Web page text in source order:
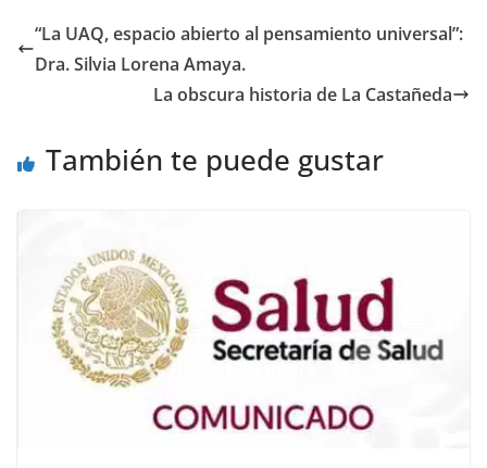
e
b
k
er l s
A
p
e
g
gr
m
p
tir
“La UAQ, espacio abierto al pensamiento universal”:
Dra. Silvia Lorena Amaya.
La obscura historia de La Castañeda
También te puede gustar